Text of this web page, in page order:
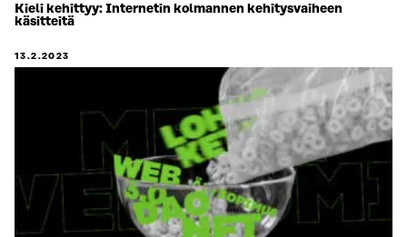
Kieli kehittyy: Internetin kolmannen kehitysvaiheen
käsitteitä
13.2.2023